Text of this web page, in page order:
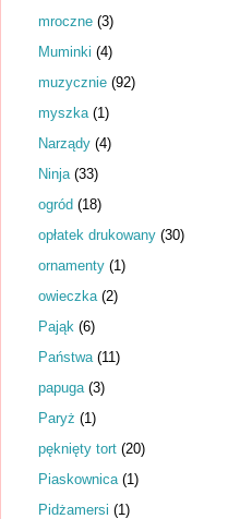
mroczne (3)
Muminki (4)
muzycznie (92)
myszka (1)
Narządy (4)
Ninja (33)
ogród (18)
opłatek drukowany (30)
ornamenty (1)
owieczka (2)
Pająk (6)
Państwa (11)
papuga (3)
Paryż (1)
pęknięty tort (20)
Piaskownica (1)
Pidżamersi (1)